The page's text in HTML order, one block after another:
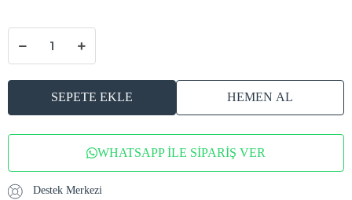
SEPETE EKLE HEMEN AL
WHATSAPP İLE SİPARİŞ VER
Destek Merkezi